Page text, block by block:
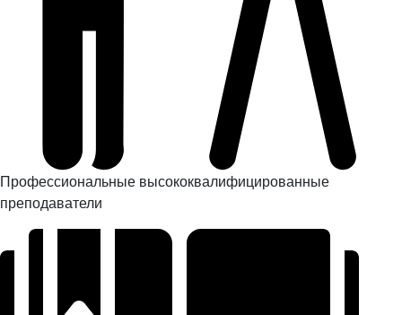
Профессиональные высококвалифицированные
преподаватели